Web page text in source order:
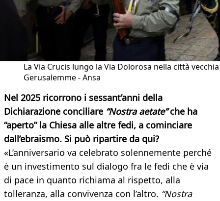
La Via Crucis lungo la Via Dolorosa nella città
Gerusalemme - Ansa
Nel 2025 ricorrono i sessant’anni della
Dichiarazione conciliare “Nostra aetate”che ha
“aperto” la Chiesa alle altre fedi, a cominciare
dall’ebraismo. Si può ripartire da qui?
«L’anniversario va celebrato solennemente perché
è un investimento sul dialogo fra le fedi che è via
di pace in quanto richiama al rispetto, alla
tolleranza, alla convivenza con l’altro. “Nostra